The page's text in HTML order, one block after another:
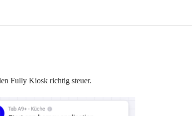
Fully Kiosk richtig steuer.